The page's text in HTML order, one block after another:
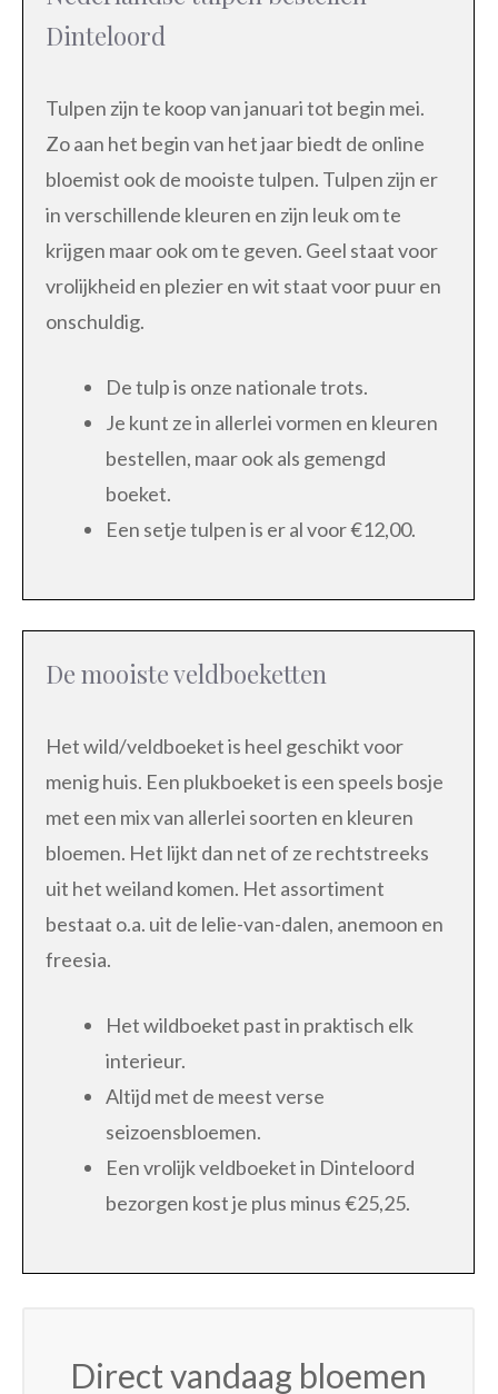
Dinteloord
Tulpen zijn te koop van januari tot begin mei.
Zo aan het begin van het jaar biedt de online
bloemist ook de mooiste tulpen. Tulpen zijn er
in verschillende kleuren en zijn leuk om te
krijgen maar ook om te geven. Geel staat voor
vrolijkheid en plezier en wit staat voor puur en
onschuldig.
De tulp is onze nationale trots.
Je kunt ze in allerlei vormen en kleuren
bestellen, maar ook als gemengd
boeket.
Een setje tulpen is er al voor €12,00.
De mooiste veldboeketten
Het wild/veldboeket is heel geschikt voor
menig huis. Een plukboeket is een speels bosje
met een mix van allerlei soorten en kleuren
bloemen. Het lijkt dan net of ze rechtstreeks
uit het weiland komen. Het assortiment
bestaat o.a. uit de lelie-van-dalen, anemoon en
freesia.
Het wildboeket past in praktisch elk
interieur.
Altijd met de meest verse
seizoensbloemen.
Een vrolijk veldboeket in Dinteloord
bezorgen kost je plus minus €25,25.
Direct vandaag bloemen